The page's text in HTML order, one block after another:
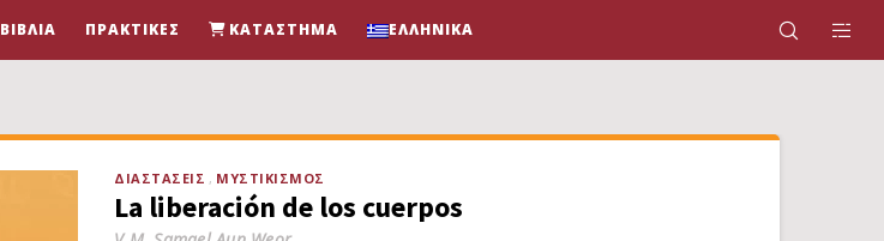
ΒΙΒΛΊΑ ΠΡΑΚΤΙΚΈΣ ΚΑΤΆΣΤΗΜΑ ΕΛΛΗΝΙΚΆ
ΔΙΑΣΤΆΣΕΙΣ ΜΥΣΤΙΚΙΣΜΌΣ
La liberación de los cuerpos